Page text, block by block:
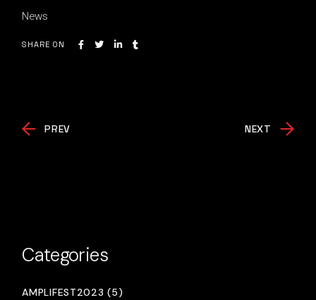
News
SHARE ON
PREV NEXT
Categories
AMPLIFEST2023 (5)